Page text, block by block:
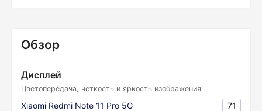
Обзор
Дисплей
Цветопередача, четкость и яркость изображения
Xiaomi Redmi Note 11 Pro 5G 71